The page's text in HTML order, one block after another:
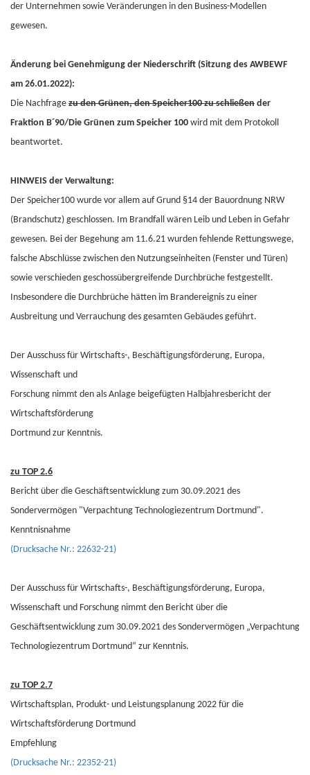
der Unternehmen sowie Veränderungen in den Business-Modellen
gewesen.
Änderung bei Genehmigung der Niederschrift (Sitzung des AWBEWF
am 26.01.2022):
Die Nachfrage zu den Grünen, den Speicher100 zu schließen der
Fraktion B´90/Die Grünen zum Speicher 100 wird mit dem Protokoll
beantwortet.
HINWEIS der Verwaltung:
Der Speicher100 wurde vor allem auf Grund §14 der Bauordnung NRW
(Brandschutz) geschlossen. Im Brandfall wären Leib und Leben in Gefahr
gewesen. Bei der Begehung am 11.6.21 wurden fehlende Rettungswege,
falsche Abschlüsse zwischen den Nutzungseinheiten (Fenster und Türen)
sowie verschieden geschossübergreifende Durchbrüche festgestellt.
Insbesondere die Durchbrüche hätten im Brandereignis zu einer
Ausbreitung und Verrauchung des gesamten Gebäudes geführt.
Der Ausschuss für Wirtschafts-, Beschäftigungsförderung, Europa,
Wissenschaft und
Forschung nimmt den als Anlage beigefügten Halbjahresbericht der
Wirtschaftsförderung
Dortmund zur Kenntnis.
zu TOP 2.6
Bericht über die Geschäftsentwicklung zum 30.09.2021 des
Sondervermögen "Verpachtung Technologiezentrum Dortmund".
Kenntnisnahme
(Drucksache Nr.: 22632-21)
Der Ausschuss für Wirtschafts-, Beschäftigungsförderung, Europa,
Wissenschaft und Forschung nimmt den Bericht über die
Geschäftsentwicklung zum 30.09.2021 des Sondervermögen „Verpachtung
Technologiezentrum Dortmund“ zur Kenntnis.
zu TOP 2.7
Wirtschaftsplan, Produkt- und Leistungsplanung 2022 für die
Wirtschaftsförderung Dortmund
Empfehlung
(Drucksache Nr.: 22352-21)